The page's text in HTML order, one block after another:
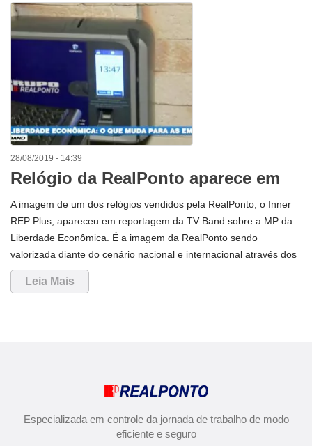
Previdência e Trabalho, e Carlos da Costa da Produtividade,
Emprego e Competitividade. Al
28/08/2019 - 14:39
Relógio da RealPonto aparece em
reportagem na TV Band
A imagem de um dos relógios vendidos pela RealPonto, o Inner
REP Plus, apareceu em reportagem da TV Band sobre a MP da
Liberdade Econômica. É a imagem da RealPonto sendo
valorizada diante do cenário nacional e internacional através dos
meios de comunicação.
Leia Mais
Especializada em controle da jornada de trabalho de modo
eficiente e seguro